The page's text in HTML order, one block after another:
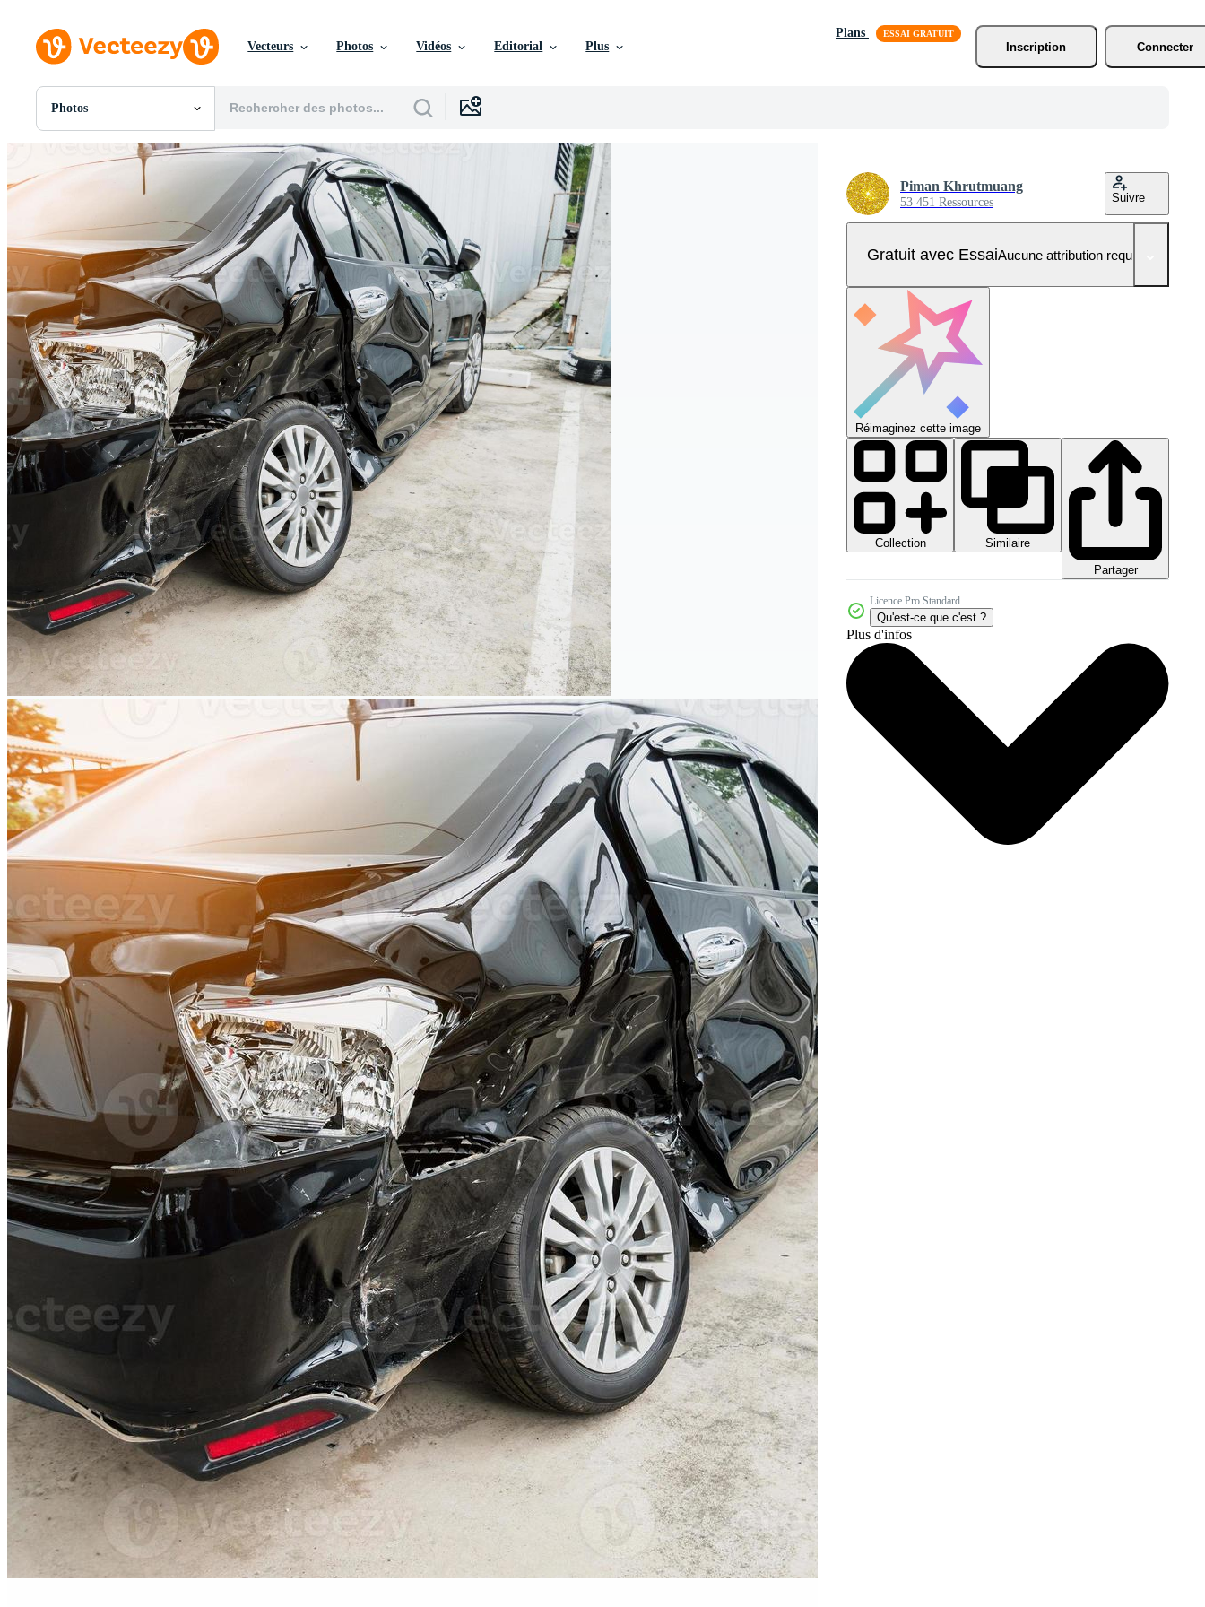
Vecteurs Photos Vidéos Editorial Plus
Plans
Inscription
Connecter
Photos
Toutes Images
PNGs
Modèles
Vecteurs
Vidéos
Motion graphics
Images Éditoriales
Événements Éditoriaux
Piman Khrutmuang
53 451 Ressources Suivre
Gratuit avec EssaiAucune attribution requise
Réimaginez cette image
Collection
Similaire
Partager
Licence Pro Standard
Qu'est-ce que c'est ?
Plus d'infos